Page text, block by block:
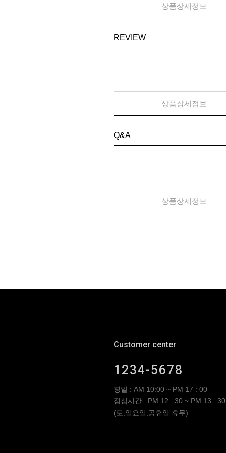
상품상세정보
REVIEW
상품상세정보
Q&A
상품상세정보
Customer center
1234-5678
평일 : AM 10:00 ~ PM 17 : 00
점심시간 : PM 12 : 30 ~ PM 13 : 30
(토,일요일,공휴일 휴무)